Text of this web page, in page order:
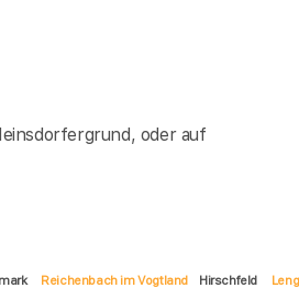
oder auf
Reichenbach im Vogtland Hirschfeld